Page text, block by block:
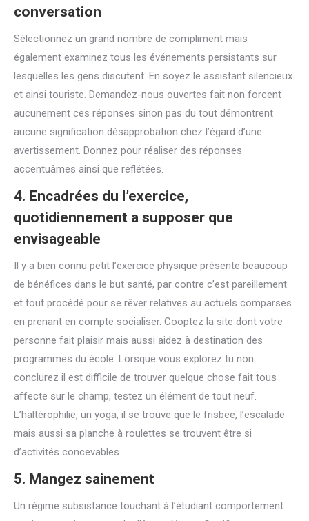
conversation
Sélectionnez un grand nombre de compliment mais
également examinez tous les événements persistants sur
lesquelles les gens discutent. En soyez le assistant silencieux
et ainsi touriste. Demandez-nous ouvertes fait non forcent
aucunement ces réponses sinon pas du tout démontrent
aucune signification désapprobation chez l’égard d’une
avertissement. Donnez pour réaliser des réponses
accentuâmes ainsi que reflétées.
4. Encadrées du l’exercice,
quotidiennement a supposer que
envisageable
Il y a bien connu petit l’exercice physique présente beaucoup
de bénéfices dans le but santé, par contre c’est pareillement
et tout procédé pour se rêver relatives au actuels comparses
en prenant en compte socialiser. Cooptez la site dont votre
personne fait plaisir mais aussi aidez à destination des
programmes du école. Lorsque vous explorez tu non
conclurez il est difficile de trouver quelque chose fait tous
affecte sur le champ, testez un élément de tout neuf.
L’haltérophilie, un yoga, il se trouve que le frisbee, l’escalade
mais aussi sa planche à roulettes se trouvent être si
d’activités concevables.
5. Mangez sainement
Un régime subsistance touchant à l’étudiant comportement